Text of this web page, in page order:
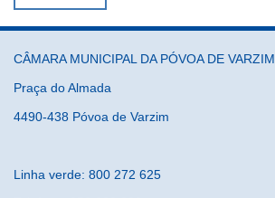
CÂMARA MUNICIPAL DA PÓVOA DE VARZIM
Praça do Almada
4490-438 Póvoa de Varzim
Linha verde: 800 272 625